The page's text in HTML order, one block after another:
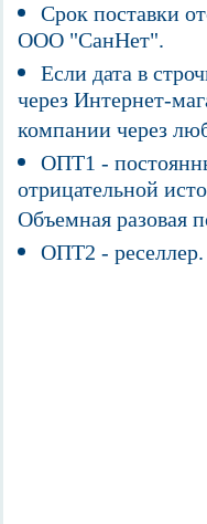
Срок поставки
ООО "СанНет".
Если дата в
через Интернет-
компании через
ОПТ1 -
отрицательной
Объемная разовая
ОПТ2 -